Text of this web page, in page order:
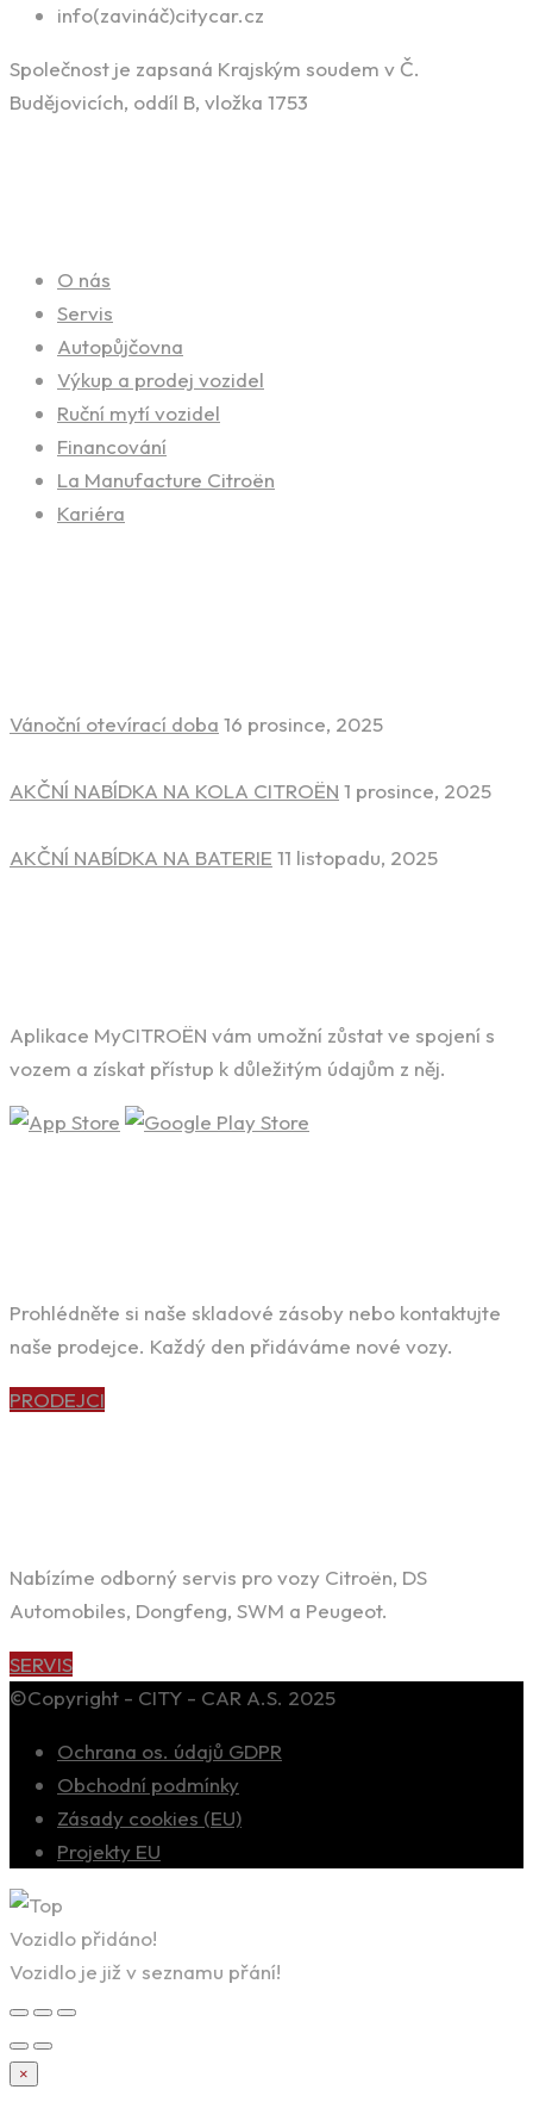
info(zavináč)citycar.cz
Společnost je zapsaná Krajským soudem v Č.
Budějovicích, oddíl B, vložka 1753
O nás
Servis
Autopůjčovna
Výkup a prodej vozidel
Ruční mytí vozidel
Financování
La Manufacture Citroën
Kariéra
Vánoční otevírací doba 16 prosince, 2025
AKČNÍ NABÍDKA NA KOLA CITROËN 1 prosince, 2025
AKČNÍ NABÍDKA NA BATERIE 11 listopadu, 2025
Aplikace MyCITROËN vám umožní zůstat ve spojení s
vozem a získat přístup k důležitým údajům z něj.
Prohlédněte si naše skladové zásoby nebo kontaktujte
naše prodejce. Každý den přidáváme nové vozy.
PRODEJCI
Nabízíme odborný servis pro vozy Citroën, DS
Automobiles, Dongfeng, SWM a Peugeot.
SERVIS
©Copyright - CITY - CAR A.S. 2025
Ochrana os. údajů GDPR
Obchodní podmínky
Zásady cookies (EU)
Projekty EU
Vozidlo přidáno!
Vozidlo je již v seznamu přání!
×